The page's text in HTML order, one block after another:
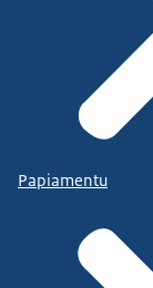
Papiamentu